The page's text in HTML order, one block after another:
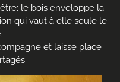
le bois enveloppe la
qui vaut à elle seule le
et laisse place